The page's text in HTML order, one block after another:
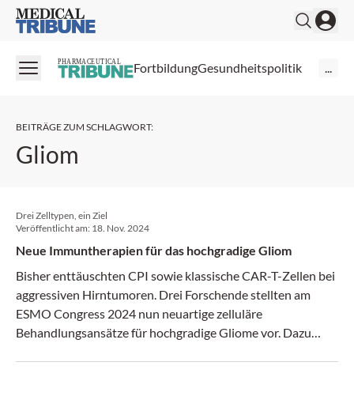
Medical Tribune
PHARMACEUTICAL FortbildungGesundheitspolitik ...
BEITRÄGE ZUM SCHLAGWORT:
Gliom
Drei Zelltypen, ein Ziel
Veröffentlicht am: 18. Nov. 2024
Neue Immuntherapien für das hochgradige Gliom
Bisher enttäuschten CPI sowie klassische CAR-T-Zellen bei
aggressiven Hirntumoren. Drei Forschende stellten am
ESMO Congress 2024 nun neuartige zelluläre
Behandlungsansätze für hochgradige Gliome vor. Dazu